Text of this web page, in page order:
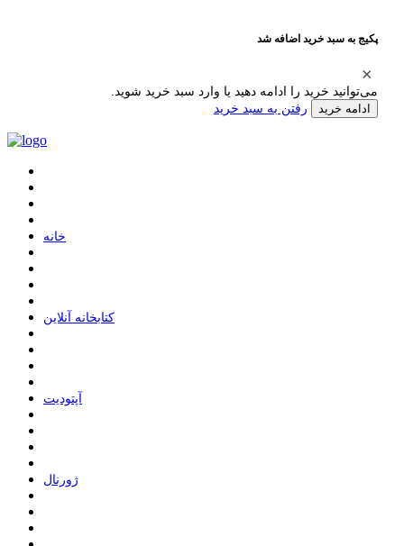
پکیج به سبد خرید اضافه شد
می‌توانید خرید را ادامه دهید یا وارد سبد خرید شوید.
ادامه خرید رفتن به سبد خرید
ﺧﺎﻧﻪ
ﮐﺘﺎﺑﺨﺎﻧﻪ ﺁﻧﻼﯾﻦ
ﺁﭘﺘﻮﺩﯾﺖ
ﮊﻭﺭﻧﺎﻝ